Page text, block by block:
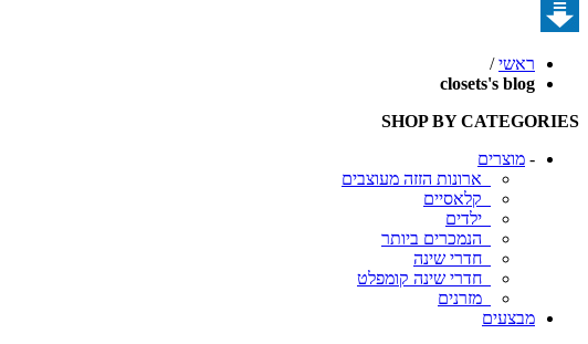
ראשי /
closets's blog
SHOP BY CATEGORIES
- מוצרים
ארונות הזזה מעוצבים
קלאסיים
ילדים
הנמכרים ביותר
חדרי שינה
חדרי שינה קומפלט
מזרנים
מבצעים